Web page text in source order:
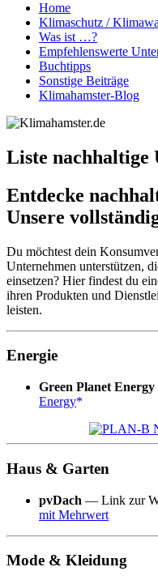
Home
Klimaschutz /
Was ist …?
Empfehlenswerte
Buchtipps
Sonstige Beiträge
Klimahamster-Blog
Liste nachhaltige
Entdecke
Unsere
Du möchtest dein
Unternehmen unterstützen,
einsetzen? Hier findest du
ihren Produkten und
leisten.
Energie
Green Planet Energy
Energy
Haus & Garten
pvDach — Link zur
mit Mehrwert
Mode & Kleidung